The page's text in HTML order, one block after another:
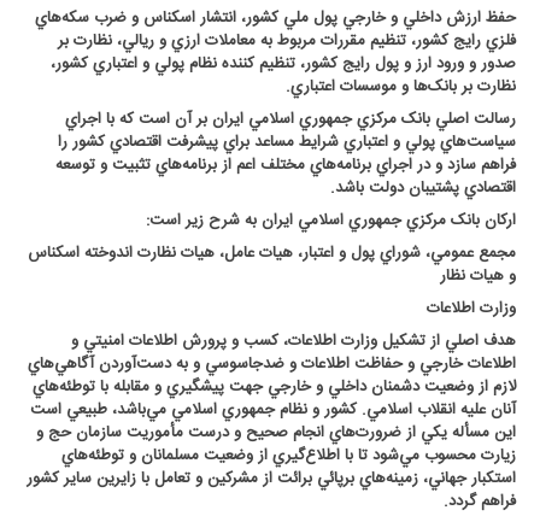
حفظ ارزش داخلي و خارجي پول ملي کشور، انتشار اسکناس و ضرب سکه‌هاي
فلزي رايج کشور، تنظيم مقررات مربوط به معاملات ارزي و ريالي، نظارت بر
صدور و ورود ارز و پول رايج کشور، تنظيم کننده نظام پولي و اعتباري کشور،
نظارت بر بانک‌ها و موسسات اعتباري.
رسالت اصلي بانک مرکزي جمهوري اسلامي ايران بر آن است که با اجراي
سياست‌هاي پولي و اعتباري شرايط مساعد براي پيشرفت اقتصادي کشور را
فراهم سازد و در اجراي برنامه‌هاي مختلف اعم از برنامه‌هاي تثبيت و توسعه
اقتصادي پشتيبان دولت باشد.
ارکان بانک مرکزي جمهوري اسلامي ايران به شرح زير است:
مجمع عمومي، شوراي پول و اعتبار، هيات عامل، هيات نظارت اندوخته اسکناس
و هيات نظار
وزارت اطلاعات
هدف اصلي از تشكيل وزارت اطلاعات، كسب و پرورش اطلاعات امنيتي و
اطلاعات خارجي و حفاظت اطلاعات و ضدجاسوسي و به دست‌آوردن آگاهي‌هاي
لازم از وضعيت دشمنان داخلي و خارجي جهت پيشگيري و مقابله با توطئه‌هاي
آنان عليه انقلاب اسلامي. كشور و نظام جمهوري اسلامي مي‌باشد، طبيعي است
اين مسأله يكي از ضرورت‌هاي انجام صحيح و درست مأموريت سازمان حج و
زيارت محسوب مي‌شود تا با اطلاع‌گيري از وضعيت مسلمانان و توطئه‌هاي
استكبار جهاني، زمينه‌هاي برپائي برائت از مشركين و تعامل با زايرين ساير كشور
فراهم گردد.